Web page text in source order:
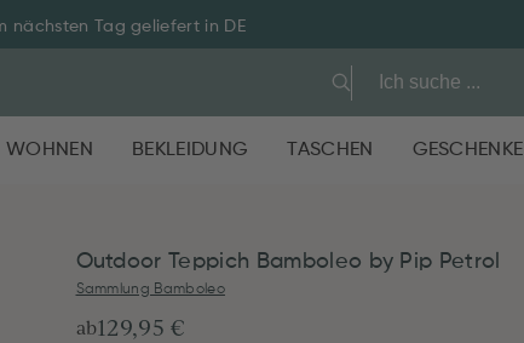
nächsten Tag geliefert in DE
WOHNEN BEKLEIDUNG TASCHEN GESCHENKE
Outdoor Teppich Bamboleo by Pip Petrol
Sammlung Bamboleo
ab129,95 €